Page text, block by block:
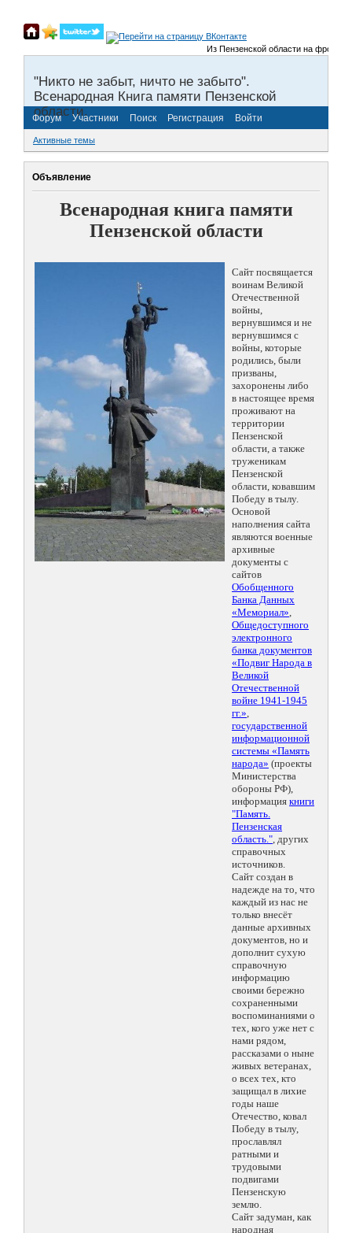
Из Пензенской области на фронты
"Никто не забыт, ничто не забыто".
Всенародная Книга памяти Пензенской
области.
Форум Участники Поиск Регистрация Войти
Активные темы
Объявление
Всенародная книга памяти
Пензенской области
Сайт посвящается
воинам Великой
Отечественной
войны,
вернувшимся и не
вернувшимся с
войны, которые
родились, были
призваны,
захоронены либо
в настоящее время
проживают на
территории
Пензенской
области, а также
труженикам
Пензенской
области, ковавшим
Победу в тылу.
Основой
наполнения сайта
являются военные
архивные
документы с
сайтов
Обобщенного
Банка Данных
«Мемориал»,
Общедоступного
электронного
банка документов
«Подвиг Народа в
Великой
Отечественной
войне 1941-1945
гг.»,
государственной
информационной
системы «Память
народа» (проекты
Министерства
обороны РФ),
информация книги
"Память.
Пензенская
область.", других
справочных
источников.
Сайт создан в
надежде на то, что
каждый из нас не
только внесёт
данные архивных
документов, но и
дополнит сухую
справочную
информацию
своими бережно
сохраненными
воспоминаниями о
тех, кого уже нет с
нами рядом,
рассказами о ныне
живых ветеранах,
о всех тех, кто
защищал в лихие
годы наше
Отечество, ковал
Победу в тылу,
прославлял
ратными и
трудовыми
подвигами
Пензенскую
землю.
Сайт задуман, как
народная